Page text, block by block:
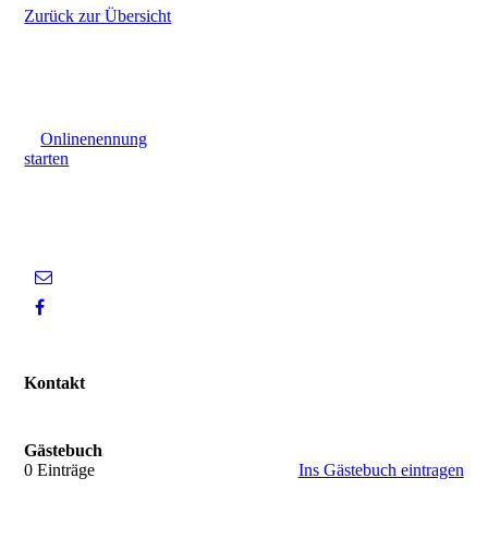
Zurück zur Übersicht
Onlinenennung
starten
Kontakt
Gästebuch
0 Einträge
Ins Gästebuch eintragen